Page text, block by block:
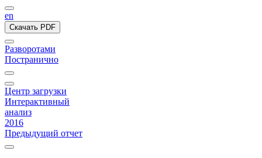
en
Скачать PDF
Разворотами
Постранично
Центр загрузки
Интерактивный
анализ
2016
Предыдущий отчет